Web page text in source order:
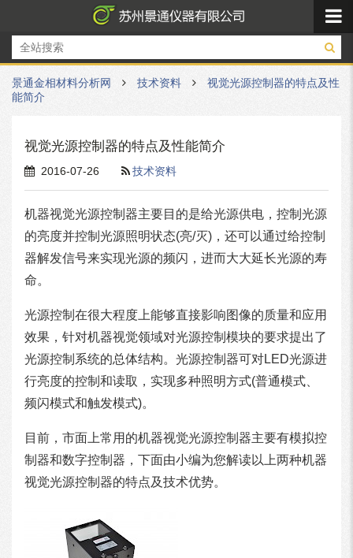
景通金相材料分析网 技术资料
视觉光源控制器的特点及性
能简介
视觉光源控制器的特点及性能简介
2016-07-26 技术资料
机器视觉光源控制器主要目的是给光源供电，控制光源
的亮度并控制光源照明状态(亮/灭)，还可以通过给控制
器解发信号来实现光源的频闪，进而大大延长光源的寿
命。
光源控制在很大程度上能够直接影响图像的质量和应用
效果，针对机器视觉领域对光源控制模块的要求提出了
光源控制系统的总体结构。光源控制器可对LED光源进
行亮度的控制和读取，实现多种照明方式(普通模式、
频闪模式和触发模式)。
目前，市面上常用的机器视觉光源控制器主要有模拟控
制器和数字控制器，下面由小编为您解读以上两种机器
视觉光源控制器的特点及技术优势。